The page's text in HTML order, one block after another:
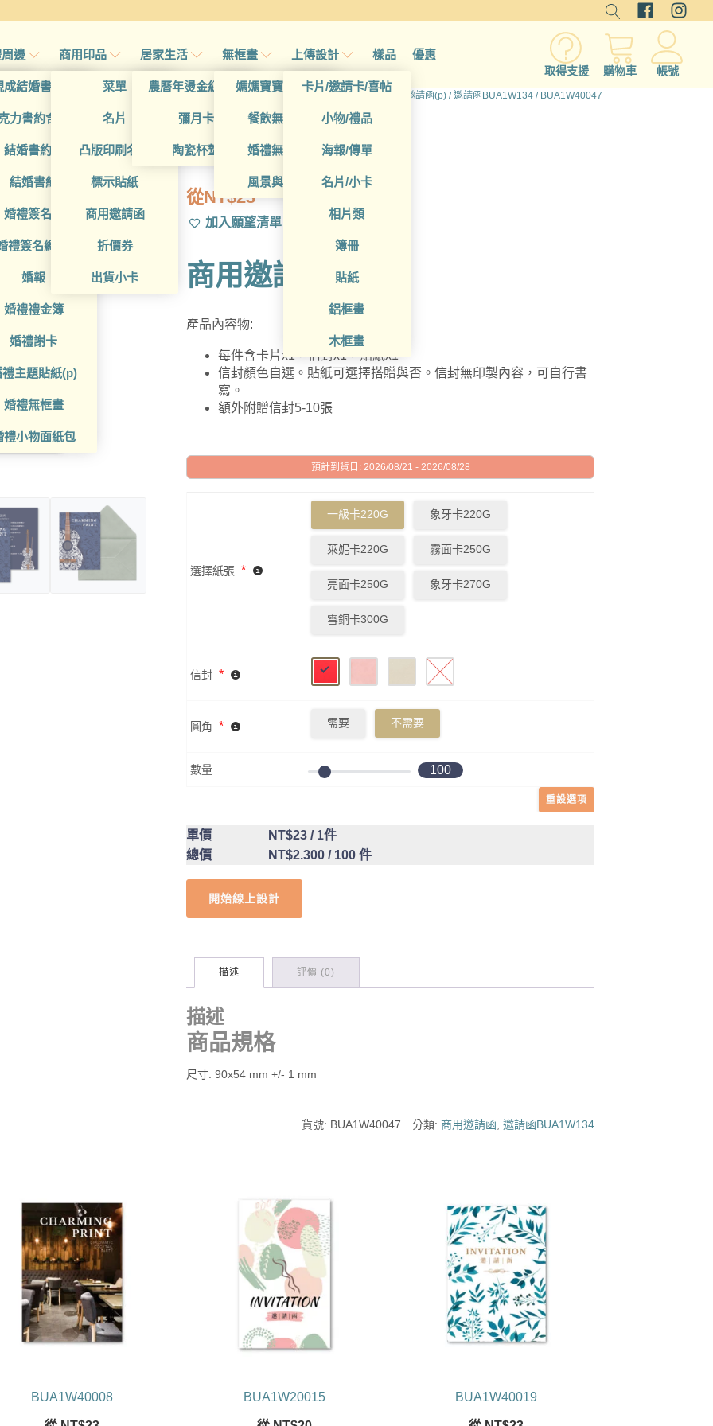
邊
成結婚書約夾
力書約含木座
結婚書約組
結婚書約
婚禮簽名簿
禮簽名綢(p)
婚報
婚禮禮金簿
婚禮謝卡
禮主題貼紙(p)
婚禮無框畫
禮小物面紙包
商用印品
菜單
名片
凸版印刷名片
標示貼紙
商用邀請函
折價券
出貨小卡
居家生活
農曆年燙金紅包袋
彌月卡
陶瓷杯墊
無框畫
媽媽寶寶無框畫
餐飲無框畫
婚禮無框畫
風景與藝術
上傳設計
卡片/邀請卡/喜帖
小物/禮品
海報/傳單
名片/小卡
相片類
簿冊
貼紙
鋁框畫
木框畫
樣品 優惠
取得支援 購物車 帳號
首頁/所有產品/卡片/邀請函(p) /邀請函BUA1W134 / BUA1W40047
BUA1W40047
從NT$23
加入願望清單
商用邀請函套組
產品內容物:
每件含卡片x1，信封x1，貼紙x1
信封顏色自選。貼紙可選擇搭贈與否。信封無印製內容，可自行書
寫。
額外附贈信封5-10張
預計到貨日: 2026/08/21 - 2026/08/28
選擇紙張 *
一級卡220G 象牙卡220G
萊妮卡220G 霧面卡250G
亮面卡250G 象牙卡270G
雪銅卡300G
信封 *
圓角 * 需要 不需要
數量 100
重設選項
單價 NT$23 / 1件
總價
NT$2.300 / 100 件
開始線上設計
描述 評價 (0)
描述
商品規格
尺寸: 90x54 mm +/- 1 mm
貨號: BUA1W40047 分類:商用邀請函 ,邀請函BUA1W134
BUA1W40008 BUA1W20015 BUA1W40019